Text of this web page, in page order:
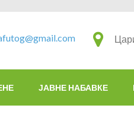
ЈАВНЕ НАБАВКЕ